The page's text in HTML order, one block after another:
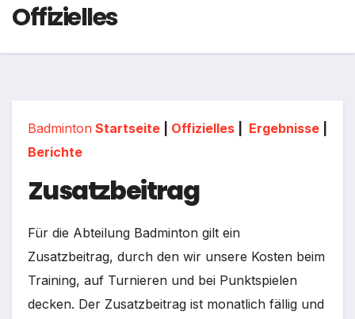
Offizielles
Badminton Startseite Offizielles Ergebnisse
Berichte
Zusatzbeitrag
Für die Abteilung Badminton gilt ein
Zusatzbeitrag, durch den wir unsere Kosten beim
Training, auf Turnieren und bei Punktspielen
decken. Der Zusatzbeitrag ist monatlich fällig und